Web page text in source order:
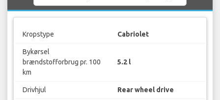
Kropstype Cabriolet
Bykørsel
brændstofforbrug pr. 100
km
5.2 l
Drivhjul Rear wheel drive